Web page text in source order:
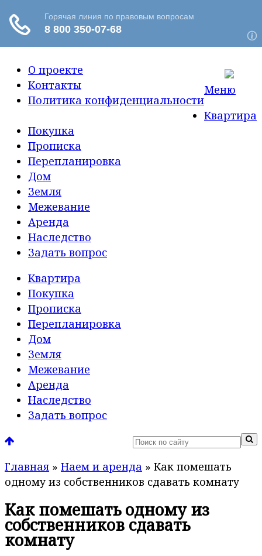
О проекте
Контакты
Политика конфиденциальности
Меню
Квартира
Покупка
Прописка
Перепланировка
Дом
Земля
Межевание
Аренда
Наследство
Задать вопрос
Квартира
Покупка
Прописка
Перепланировка
Дом
Земля
Межевание
Аренда
Наследство
Задать вопрос
Главная » Наем и аренда » Как помешать
одному из собственников сдавать комнату
Как помешать одному из
собственников сдавать
комнату